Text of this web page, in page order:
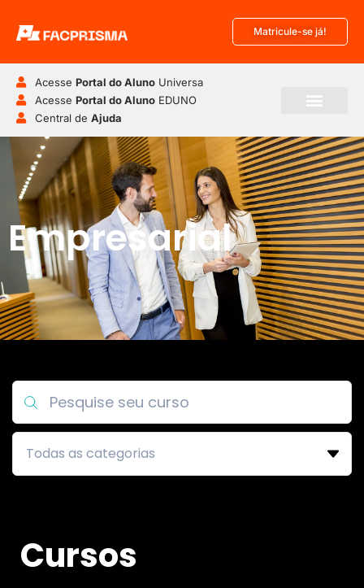
Matricule-se já!
Acesse Portal do AlunoUniversa
Acesse Portal do AlunoEDUNO
Central de Ajuda
Empresarial
Cursos